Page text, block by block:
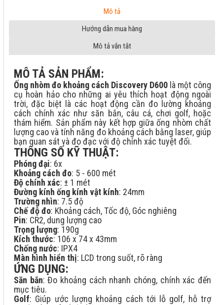
Mô tả
Hướng dẫn mua hàng
Mô tả vắn tắt
MÔ TẢ SẢN PHẨM:
Ống nhòm đo khoảng cách Discovery D600 là một công
cụ hoàn hảo cho những ai yêu thích hoạt động ngoài
trời, đặc biệt là các hoạt động cần đo lường khoảng
cách chính xác như săn bắn, câu cá, chơi golf, hoặc
thám hiểm. Sản phẩm này kết hợp giữa ống nhòm chất
lượng cao và tính năng đo khoảng cách bằng laser, giúp
bạn quan sát và đo đạc với độ chính xác tuyệt đối.
THÔNG SỐ KỸ THUẬT:
Phóng đại: 6x
Khoảng cách đo: 5 - 600 mét
Độ chính xác: ± 1 mét
Đường kính ống kính vật kính: 24mm
Trường nhìn: 7.5 độ
Chế độ đo: Khoảng cách, Tốc độ, Góc nghiêng
Pin: CR2, dung lượng cao
Trọng lượng: 190g
Kích thước: 106 x 74 x 43mm
Chống nước: IPX4
Màn hình hiển thị: LCD trong suốt, rõ ràng
ỨNG DỤNG:
Săn bắn: Đo khoảng cách nhanh chóng, chính xác đến
mục tiêu.
Golf: Giúp ước lượng khoảng cách tới lỗ golf, hỗ trợ